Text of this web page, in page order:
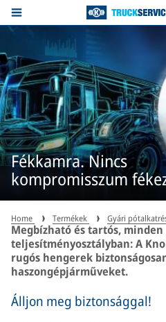
Fékkamra. Nincs
kompromisszum
Home Termékek Gyári
Megbízható és tartós,
teljesítményosztályban: A
rugós hengerek
haszongépjárműveket.
Álljon meg biztonsággal!